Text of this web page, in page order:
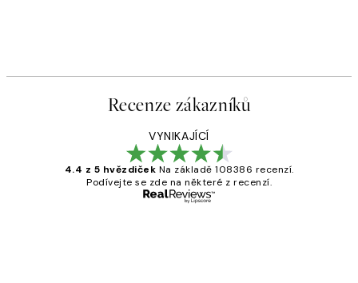
Recenze zákazníků
VYNIKAJÍCÍ
4.4 z 5 hvězdiček Na základě 108386 recenzí.
Podívejte se zde na některé z recenzí.